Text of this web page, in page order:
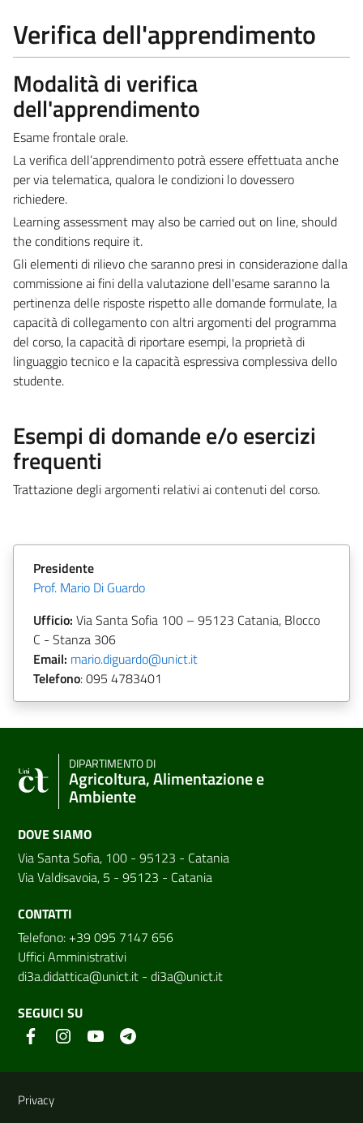
Verifica dell'apprendimento
Modalità di verifica
dell'apprendimento
Esame frontale orale.
La verifica dell’apprendimento potrà essere effettuata anche
per via telematica, qualora le condizioni lo dovessero
richiedere.
Learning assessment may also be carried out on line, should
the conditions require it.
Gli elementi di rilievo che saranno presi in considerazione dalla
commissione ai fini della valutazione dell'esame saranno la
pertinenza delle risposte rispetto alle domande formulate, la
capacità di collegamento con altri argomenti del programma
del corso, la capacità di riportare esempi, la proprietà di
linguaggio tecnico e la capacità espressiva complessiva dello
studente.
Esempi di domande e/o esercizi
frequenti
Trattazione degli argomenti relativi ai contenuti del corso.
Presidente
Prof. Mario Di Guardo
Ufficio: Via Santa Sofia 100 – 95123 Catania, Blocco
C - Stanza 306
Email: mario.diguardo@unict.it
Telefono:095 4783401
DIPARTIMENTO DI
Agricoltura, Alimentazione e
Ambiente
DOVE SIAMO
Via Santa Sofia, 100 - 95123 - Catania
Via Valdisavoia, 5 - 95123 - Catania
CONTATTI
Telefono: +39 095 7147 656
Uffici Amministrativi
di3a.didattica@unict.it - di3a@unict.it
SEGUICI SU
Link e informazioni utili
Privacy